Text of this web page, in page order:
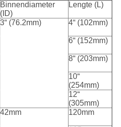
Binnendiameter
(ID)
Lengte (L)
3“ (76.2mm) 4“ (102mm)
6“ (152mm)
8“ (203mm)
10“
(254mm)
12“
(305mm)
42mm 120mm